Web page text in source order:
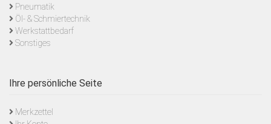
Pneumatik
Öl- & Schmiertechnik
Werkstattbedarf
Sonstiges
Ihre persönliche Seite
Merkzettel